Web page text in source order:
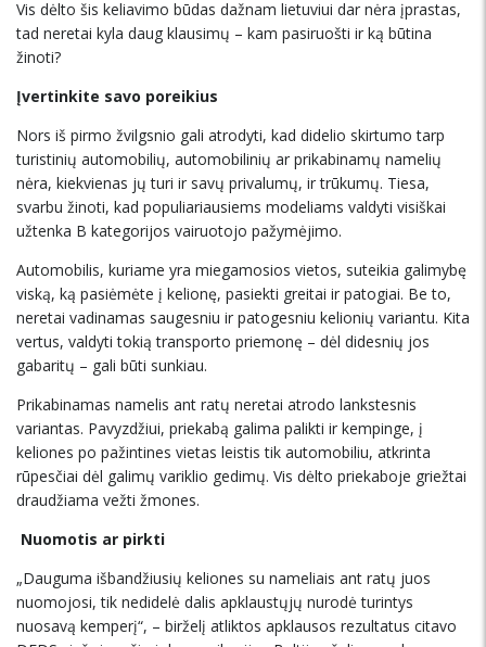
Vis dėlto šis keliavimo būdas dažnam lietuviui dar nėra įprastas,
tad neretai kyla daug klausimų – kam pasiruošti ir ką būtina
žinoti?
Įvertinkite savo poreikius
Nors iš pirmo žvilgsnio gali atrodyti, kad didelio skirtumo tarp
turistinių automobilių, automobilinių ar prikabinamų namelių
nėra, kiekvienas jų turi ir savų privalumų, ir trūkumų. Tiesa,
svarbu žinoti, kad populiariausiems modeliams valdyti visiškai
užtenka B kategorijos vairuotojo pažymėjimo.
Automobilis, kuriame yra miegamosios vietos, suteikia galimybę
viską, ką pasiėmėte į kelionę, pasiekti greitai ir patogiai. Be to,
neretai vadinamas saugesniu ir patogesniu kelionių variantu. Kita
vertus, valdyti tokią transporto priemonę – dėl didesnių jos
gabaritų – gali būti sunkiau.
Prikabinamas namelis ant ratų neretai atrodo lankstesnis
variantas. Pavyzdžiui, priekabą galima palikti ir kempinge, į
keliones po pažintines vietas leistis tik automobiliu, atkrinta
rūpesčiai dėl galimų variklio gedimų. Vis dėlto priekaboje griežtai
draudžiama vežti žmones.
Nuomotis ar pirkti
„Dauguma išbandžiusių keliones su nameliais ant ratų juos
nuomojosi, tik nedidelė dalis apklaustųjų nurodė turintys
nuosavą kemperį“, – birželį atliktos apklausos rezultatus citavo